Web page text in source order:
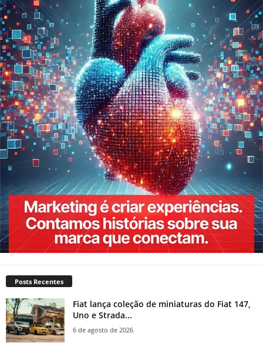
Posts Recentes
Fiat lança coleção de miniaturas do Fiat 147,
Uno e Strada...
6 de agosto de 2026